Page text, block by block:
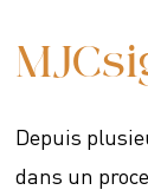
Depuis
dans un